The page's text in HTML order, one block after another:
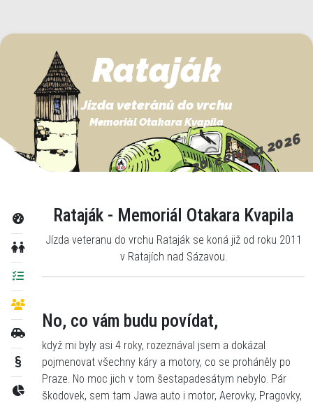
Rataják
Jízda veteránů do vrchu
Memoriál Otakara Kvapila
20. června 2026
Rataják - Memoriál Otakara Kvapila
Jízda veteranu do vrchu Rataják se koná již od roku 2011
v Ratajích nad Sázavou.
No, co vám budu povídat,
když mi byly asi 4 roky, rozeznával jsem a dokázal
pojmenovat všechny káry a motory, co se proháněly po
Praze. No moc jich v tom šestapadesátym nebylo. Pár
škodovek, sem tam Jawa auto i motor, Aerovky, Pragovky,